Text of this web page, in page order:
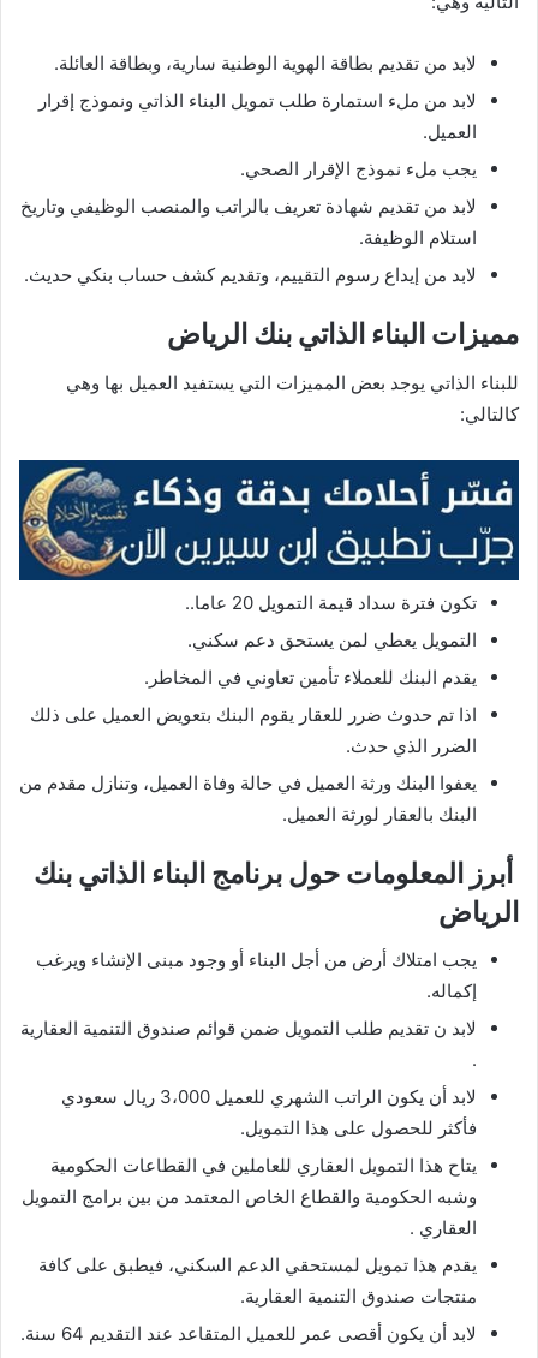
لابد من تقديم بطاقة الهوية الوطنية سارية، وبطاقة العائلة.
لابد من ملء استمارة طلب تمويل البناء الذاتي ونموذج إقرار
العميل.
يجب ملء نموذج الإقرار الصحي.
لابد من تقديم شهادة تعريف بالراتب والمنصب الوظيفي وتاريخ
استلام الوظيفة.
لابد من إيداع رسوم التقييم، وتقديم كشف حساب بنكي حديث.
مميزات البناء الذاتي بنك الرياض
للبناء الذاتي يوجد بعض المميزات التي يستفيد العميل بها وهي
كالتالي:
تكون فترة سداد قيمة التمويل 20 عاما..
التمويل يعطي لمن يستحق دعم سكني.
يقدم البنك للعملاء تأمين تعاوني في المخاطر.
اذا تم حدوث ضرر للعقار يقوم البنك بتعويض العميل على ذلك
الضرر الذي حدث.
يعفوا البنك ورثة العميل في حالة وفاة العميل، وتنازل مقدم من
البنك بالعقار لورثة العميل.
أبرز المعلومات حول برنامج البناء الذاتي بنك
الرياض
يجب امتلاك أرض من أجل البناء أو وجود مبنى الإنشاء ويرغب
إكماله.
لابد ن تقديم طلب التمويل ضمن قوائم صندوق التنمية العقارية
.
لابد أن يكون الراتب الشهري للعميل 3،000 ريال سعودي
فأكثر للحصول على هذا التمويل.
يتاح هذا التمويل العقاري للعاملين في القطاعات الحكومية
وشبه الحكومية والقطاع الخاص المعتمد من بين برامج التمويل
العقاري .
يقدم هذا تمويل لمستحقي الدعم السكني، فيطبق على كافة
منتجات صندوق التنمية العقارية.
لابد أن يكون أقصى عمر للعميل المتقاعد عند التقديم 64 سنة.